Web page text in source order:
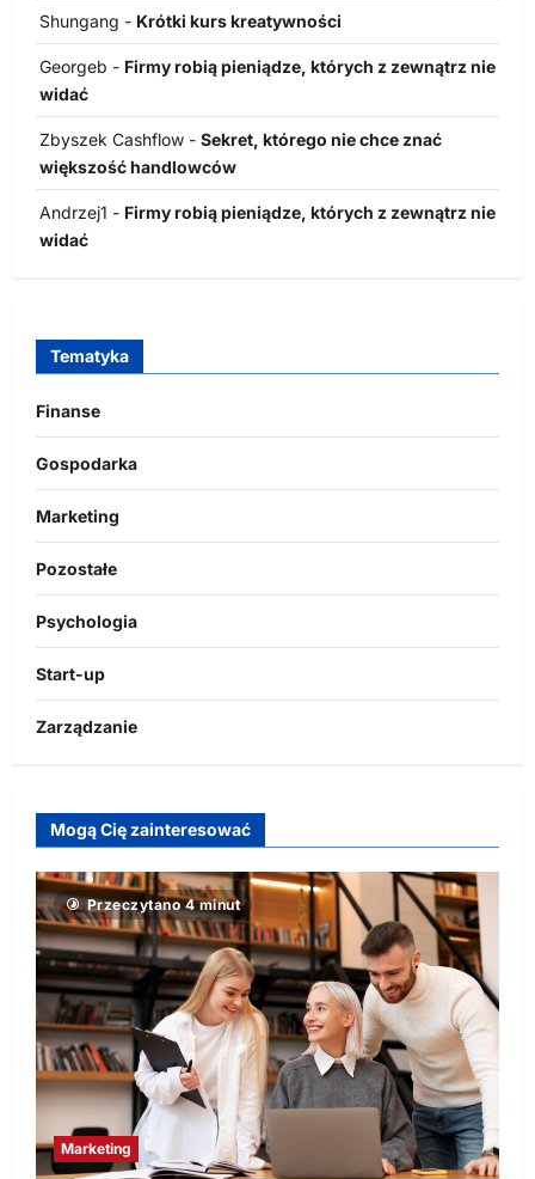
Shungang - Krótki kurs kreatywności
Georgeb - Firmy robią pieniądze, których z zewnątrz nie
widać
Zbyszek Cashflow - Sekret, którego nie chce znać
większość handlowców
Andrzej1 - Firmy robią pieniądze, których z zewnątrz nie
widać
Tematyka
Finanse
Gospodarka
Marketing
Pozostałe
Psychologia
Start-up
Zarządzanie
Mogą Cię zainteresować
Przeczytano 4 minut
Marketing